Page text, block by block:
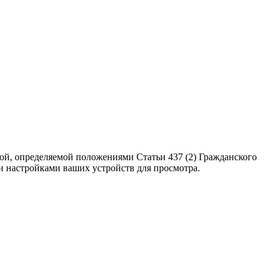
определяемой положениями Статьи 437 (2) Гражданского
настройками ваших устройств для просмотра.